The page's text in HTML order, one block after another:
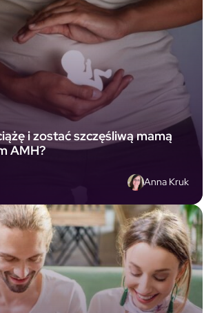
i zostać szczęśliwą mamą
AMH?
Anna Kruk